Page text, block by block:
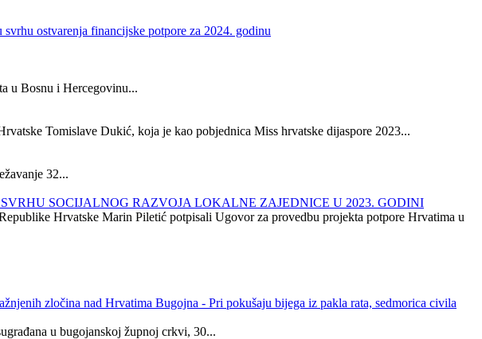
ostvarenja financijske potpore za 2024. godinu
u Bosnu i Hercegovinu...
Tomislave Dukić, koja je kao pobjednica Miss hrvatske dijaspore 2023...
32...
SOCIJALNOG RAZVOJA LOKALNE ZAJEDNICE U 2023. GODINI
Hrvatske Marin Piletić potpisali Ugovor za provedbu projekta potpore Hrvatima u
zločina nad Hrvatima Bugojna - Pri pokušaju bijega iz pakla rata, sedmorica civila
u bugojanskoj župnoj crkvi, 30...